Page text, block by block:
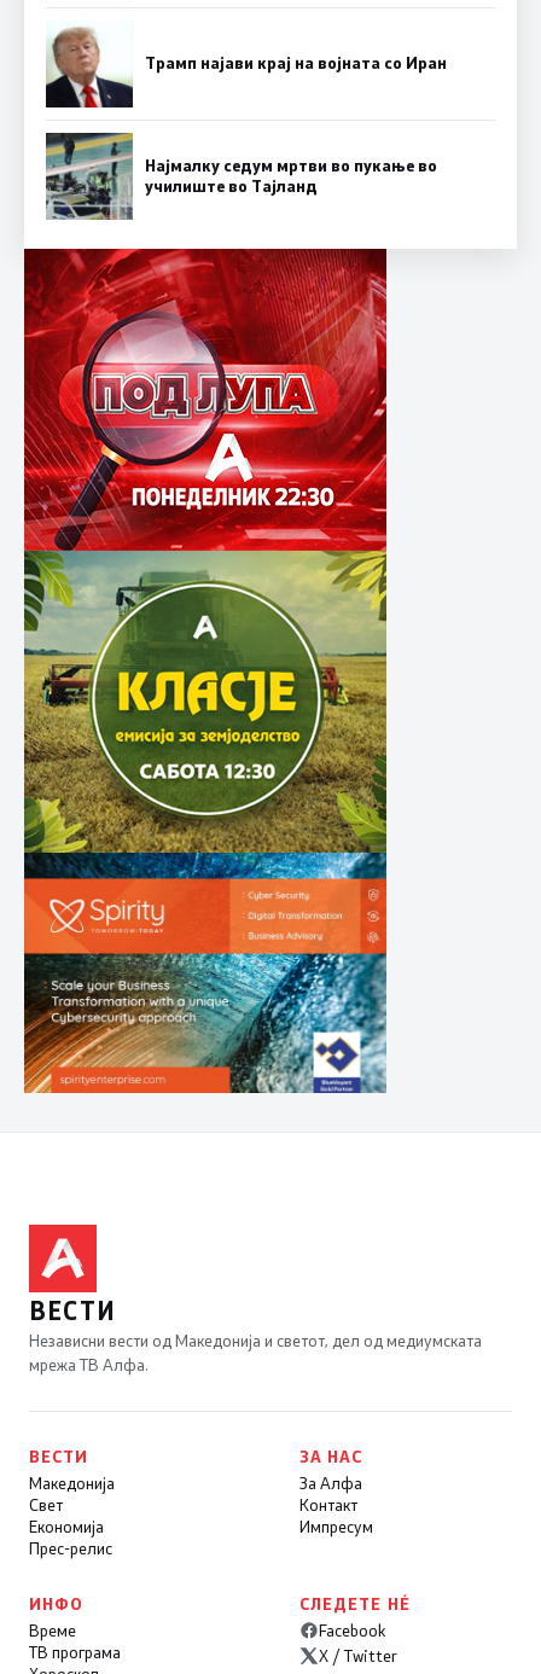
Трамп најави крај на војната со Иран
Најмалку седум мртви во пукање во
училиште во Тајланд
ВЕСТИ
Независни вести од Македонија и светот, дел од медиумската
мрежа ТВ Алфа.
ВЕСТИ
Македонија
Свет
Економија
Прес-релис
ЗА НАС
За Алфа
Контакт
Импресум
ИНФО
Време
ТВ програма
СЛЕДЕТЕ НÉ
Facebook
X / Twitter